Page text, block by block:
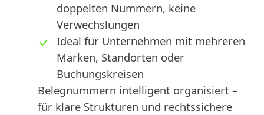
doppelten Nummern, keine
Verwechslungen
Ideal für Unternehmen mit mehreren
Marken, Standorten oder
Buchungskreisen
Belegnummern intelligent organisiert –
für klare Strukturen und rechtssichere